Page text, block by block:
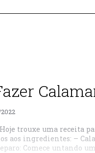
2022
trouxe uma receita
aos ingredientes: –
Comece untando